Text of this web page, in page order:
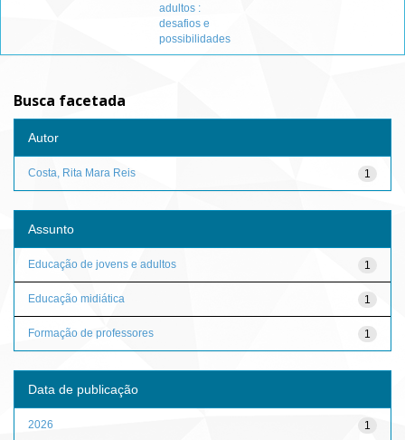
adultos :
desafios e
possibilidades
Busca facetada
Autor
1
Costa, Rita Mara Reis
Assunto
1
Educação de jovens e adultos
1
Educação midiática
1
Formação de professores
Data de publicação
1
2026